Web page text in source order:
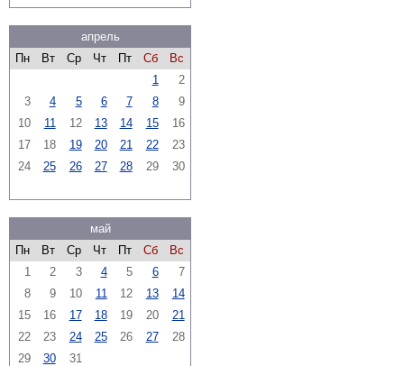
апрель
Пн
Вт Ср Чт Пт Сб
Вс
1
2
3
4 5 6 7 8
9
10
11 12 13 14 15
16
17
18 19 20 21 22
23
24
25 26 27 28 29 30
май
Пн
Вт Ср Чт Пт Сб
Вс
1
2 3 4 5 6
7
8
9 10 11 12 13
14
15
16 17 18 19 20
21
22
23 24 25 26 27
28
29
30 31